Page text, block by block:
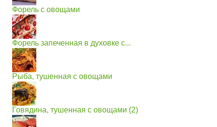
Форель с овощами
Форель запеченная в духовке с...
Рыба, тушенная с овощами
Говядина, тушенная с овощами (2)